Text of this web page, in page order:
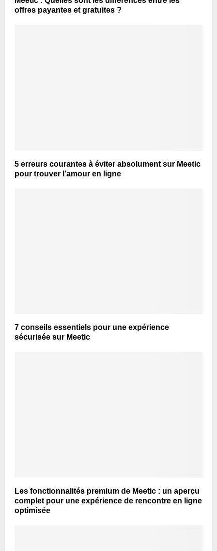
offres payantes et gratuites ?
5 erreurs courantes à éviter absolument sur Meetic
pour trouver l’amour en ligne
7 conseils essentiels pour une expérience
sécurisée sur Meetic
Les fonctionnalités premium de Meetic : un aperçu
complet pour une expérience de rencontre en ligne
optimisée